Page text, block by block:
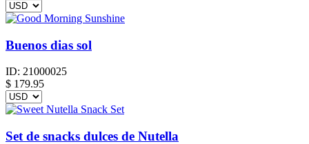
Buenos dias sol
ID: 21000025
$ 179.95
Set de snacks dulces de Nutella